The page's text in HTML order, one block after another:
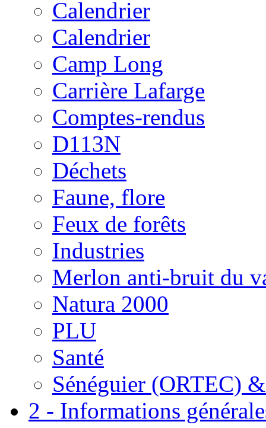
Calendrier
Calendrier
Camp Long
Carrière Lafarge
Comptes-rendus
D113N
Déchets
Faune, flore
Feux de forêts
Industries
Merlon anti-bruit du
Natura 2000
PLU
Santé
Sénéguier (ORTEC)
2 - Informations